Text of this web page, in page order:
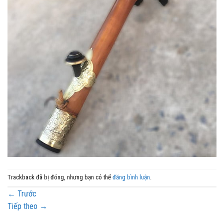
Trackback đã bị đóng, nhưng bạn có thể đăng bình luận.
← Trước
Tiếp theo →